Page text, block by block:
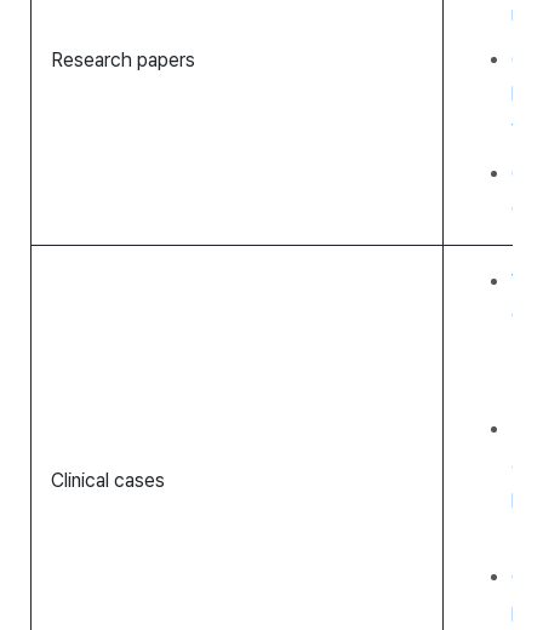
Research papers
Clinical cases